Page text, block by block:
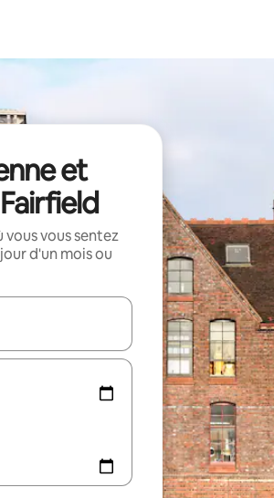
et
vous sentez
d'un mois ou
utilisez les flèches vers le haut et vers le